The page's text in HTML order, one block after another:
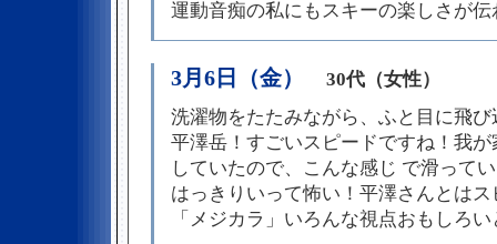
運動音痴の私にもスキーの楽しさが
3月6日（金） 30代（女性）
洗濯物をたたみながら、ふと目に飛
平澤岳！すごいスピードですね！我
していたので、こんな感じ で滑って
はっきりいって怖い！平澤さんとは
「メジカラ」いろんな視点おもしろ